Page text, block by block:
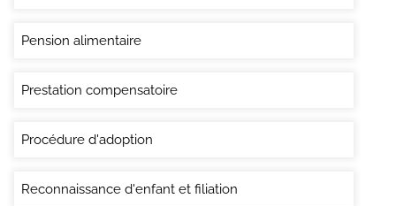
Pension alimentaire
Prestation compensatoire
Procédure d'adoption
Reconnaissance d'enfant et filiation